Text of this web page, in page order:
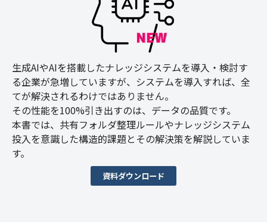
生成AIやAIを搭載したナレッジシステムを導入・検討す
る企業が急増していますが、システムを導入すれば、全
てが解決されるわけではありません。
その性能を100%引き出すのは、データの品質です。
本書では、共有フォルダ整理ルールやナレッジシステム
投入を意識した構造的課題とその解決策を解説していま
す。
資料ダウンロード